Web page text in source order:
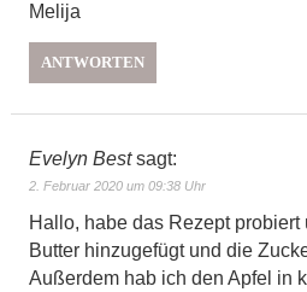
Melija
ANTWORTEN
Evelyn Best sagt:
2. Februar 2020 um 09:38 Uhr
Hallo, habe das Rezept
Butter hinzugefügt und die
Außerdem hab ich den Apfel in